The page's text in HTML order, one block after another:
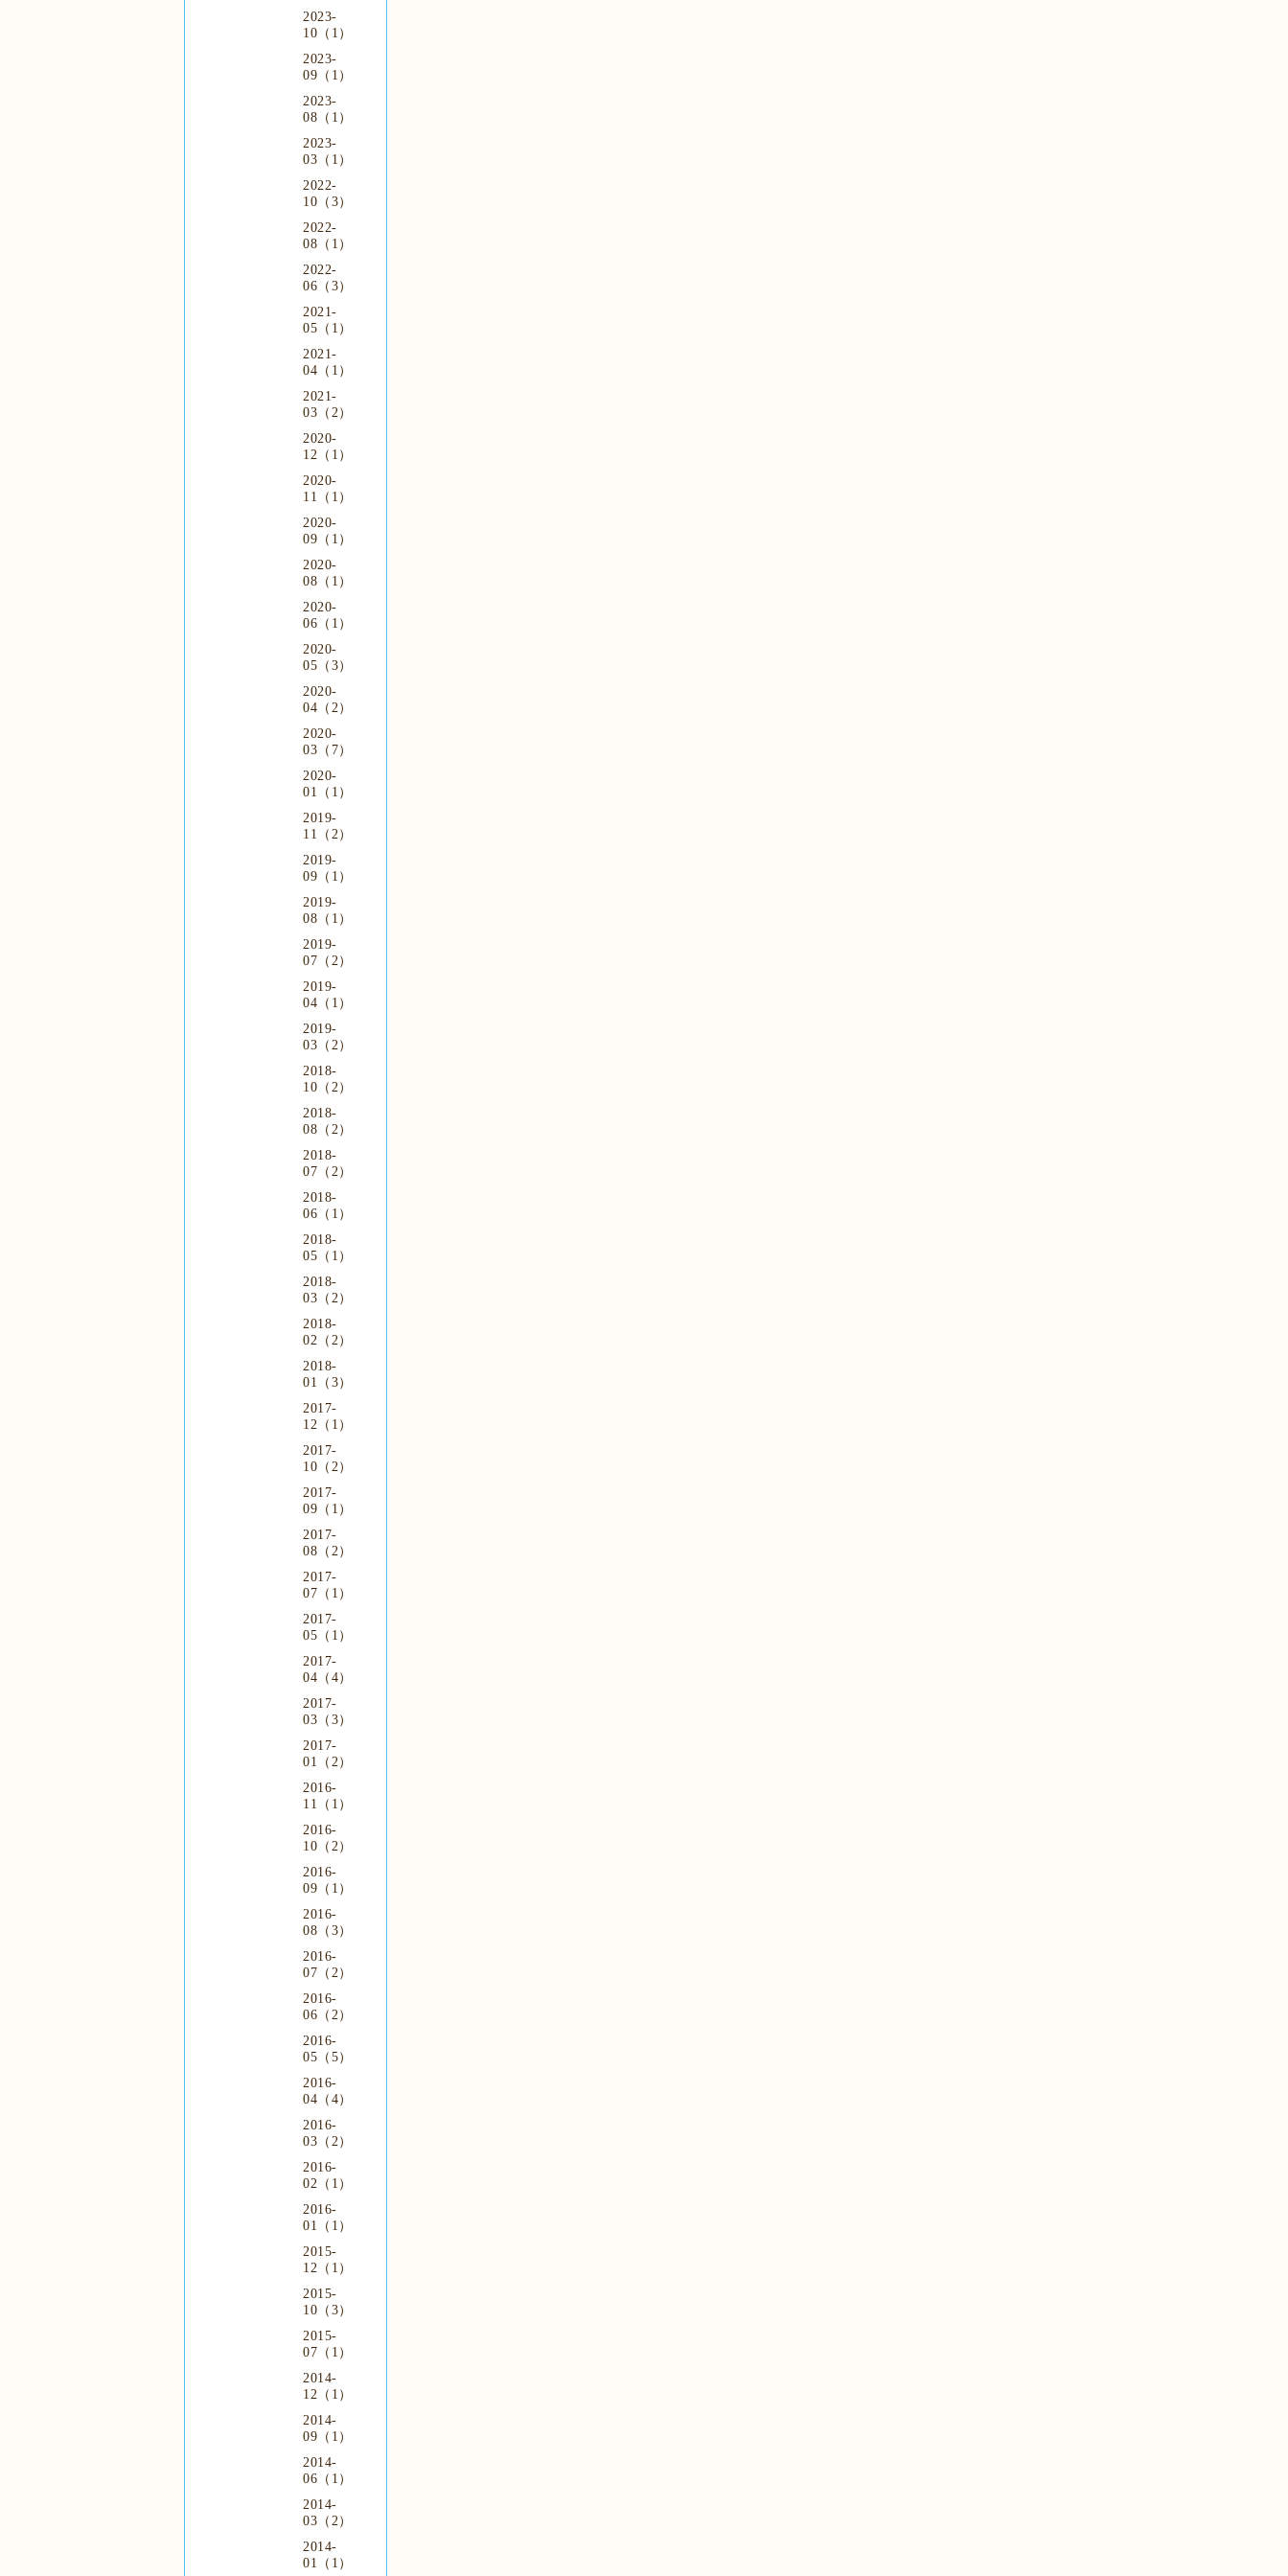
2023-
10（1）
2023-
09（1）
2023-
08（1）
2023-
03（1）
2022-
10（3）
2022-
08（1）
2022-
06（3）
2021-
05（1）
2021-
04（1）
2021-
03（2）
2020-
12（1）
2020-
11（1）
2020-
09（1）
2020-
08（1）
2020-
06（1）
2020-
05（3）
2020-
04（2）
2020-
03（7）
2020-
01（1）
2019-
11（2）
2019-
09（1）
2019-
08（1）
2019-
07（2）
2019-
04（1）
2019-
03（2）
2018-
10（2）
2018-
08（2）
2018-
07（2）
2018-
06（1）
2018-
05（1）
2018-
03（2）
2018-
02（2）
2018-
01（3）
2017-
12（1）
2017-
10（2）
2017-
09（1）
2017-
08（2）
2017-
07（1）
2017-
05（1）
2017-
04（4）
2017-
03（3）
2017-
01（2）
2016-
11（1）
2016-
10（2）
2016-
09（1）
2016-
08（3）
2016-
07（2）
2016-
06（2）
2016-
05（5）
2016-
04（4）
2016-
03（2）
2016-
02（1）
2016-
01（1）
2015-
12（1）
2015-
10（3）
2015-
07（1）
2014-
12（1）
2014-
09（1）
2014-
06（1）
2014-
03（2）
2014-
01（1）